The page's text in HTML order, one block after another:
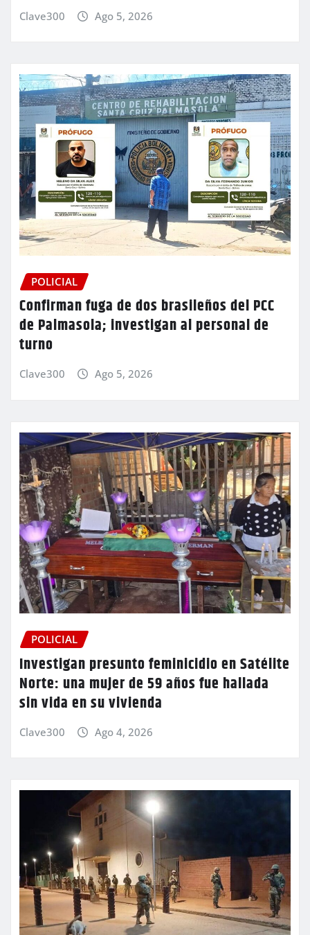
Clave300 Ago 5, 2026
POLICIAL
Confirman fuga de dos brasileños del PCC
de Palmasola; investigan al personal de
turno
Clave300 Ago 5, 2026
POLICIAL
Investigan presunto feminicidio en Satélite
Norte: una mujer de 59 años fue hallada
sin vida en su vivienda
Clave300 Ago 4, 2026